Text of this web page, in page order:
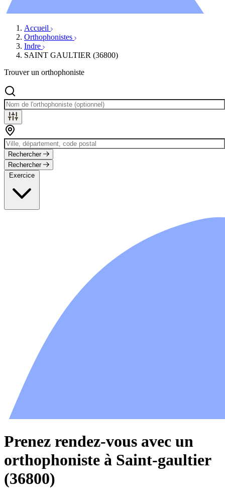
Accueil
Orthophonistes
Indre
SAINT GAULTIER (36800)
Trouver un orthophoniste
Rechercher
Rechercher
Exercice
Prenez rendez-vous avec un
orthophoniste à Saint-gaultier
(36800)